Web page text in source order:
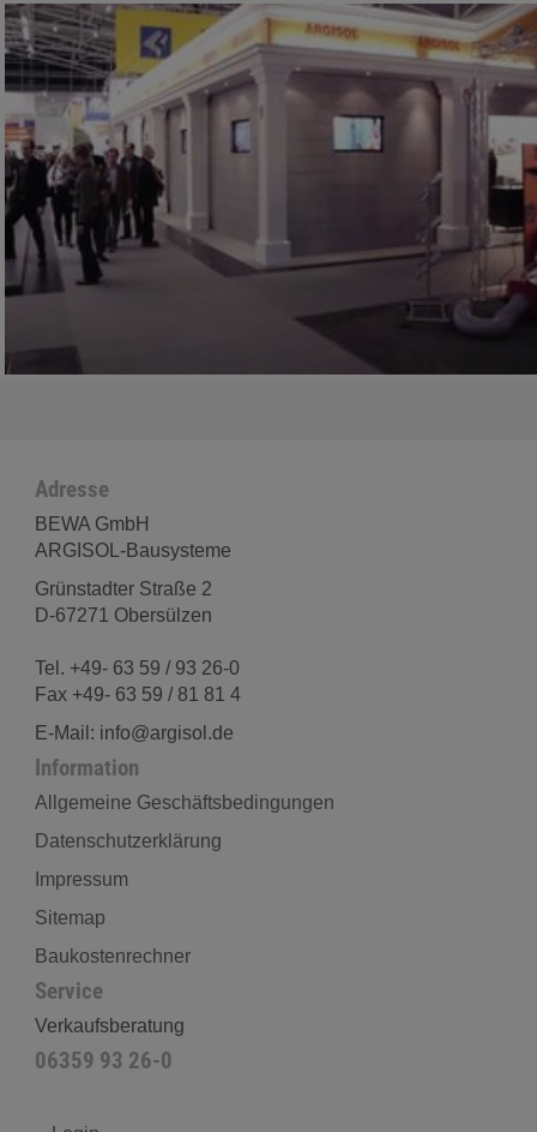
Adresse
BEWA GmbH
ARGISOL-Bausysteme
Grünstadter Straße 2
D-67271 Obersülzen
Tel. +49- 63 59 / 93 26-0
Fax +49- 63 59 / 81 81 4
E-Mail: info@argisol.de
Information
Allgemeine Geschäftsbedingungen
Datenschutzerklärung
Impressum
Sitemap
Baukostenrechner
Service
Verkaufsberatung
06359 93 26-0